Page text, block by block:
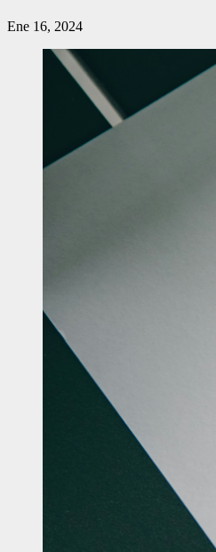
Ene 16, 2024